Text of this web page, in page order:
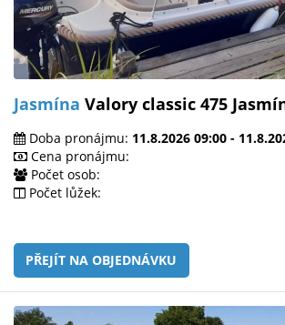
Jasmína Valory classic 475
Doba pronájmu: 11.8.2026 09:00 -
Cena pronájmu:
Počet osob:
Počet lůžek:
PŘEJÍT NA OBJEDNÁVKU